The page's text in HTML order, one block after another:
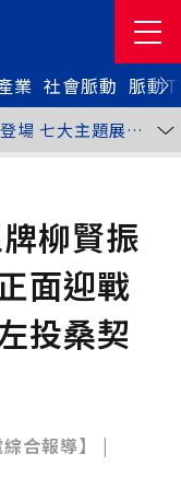
業 社會脈動 脈動
彩公會挺萬和國
中運奪金
中山醫大牙醫系
場 七大主題展區
芬郁質詢轟食安稽
參選人提「食安聯
技展 發表「微奈米
塑 高雄旗津輪渡
抗憂鬱鼻噴劑 24
水資再生廠環教館
」穆閩珠自掏腰包
實防颱整備
日運量增24%周
大SDG3獲全球第
柳賢振
面迎戰
投桑契
合報導】 |